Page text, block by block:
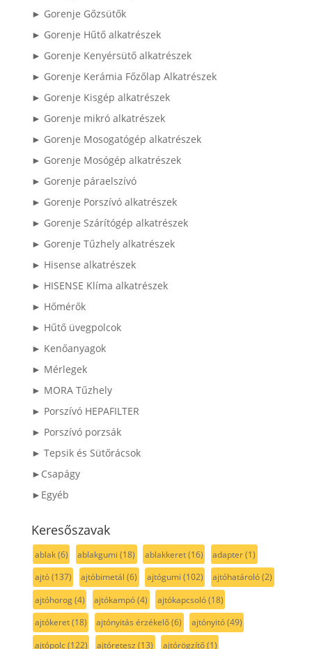
► Gorenje Gőzsütők
► Gorenje Hűtő alkatrészek
► Gorenje Kenyérsütő alkatrészek
► Gorenje Kerámia Főzőlap Alkatrészek
► Gorenje Kisgép alkatrészek
► Gorenje mikró alkatrészek
► Gorenje Mosogatógép alkatrészek
► Gorenje Mosógép alkatrészek
► Gorenje páraelszívó
► Gorenje Porszívó alkatrészek
► Gorenje Szárítógép alkatrészek
► Gorenje Tűzhely alkatrészek
► Hisense alkatrészek
► HISENSE Klíma alkatrészek
► Hőmérők
► Hűtő üvegpolcok
► Kenőanyagok
► Mérlegek
► MORA Tűzhely
► Porszívó HEPAFILTER
► Porszívó porzsák
► Tepsik és Sütőrácsok
►Csapágy
►Egyéb
Keresőszavak
ablak(6) ablakgumi (18) ablakkeret(16) adapter(1)
ajtó(137) ajtóbimetál (6) ajtógumi (102) ajtóhatároló(2)
ajtóhorog(4) ajtókampó(4) ajtókapcsoló(18)
ajtókeret(18) ajtónyitás érzékelő(6) ajtónyitó(49)
ajtópolc(122) ajtóretesz (13) ajtórögzítő(1)